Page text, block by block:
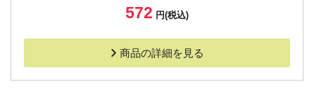
572 円(税込)
商品の詳細を見る